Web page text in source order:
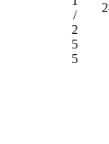
/
2
5
5